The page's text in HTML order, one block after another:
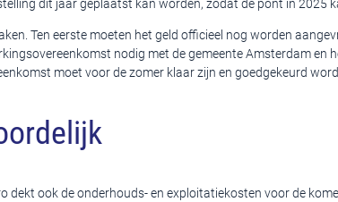
dit jaar geplaatst kan worden, zodat de pont in 2025
Ten eerste moeten het geld officieel nog worden
nodig met de gemeente Amsterdam en
moet voor de zomer klaar zijn en goedgekeurd
dekt ook de onderhouds- en exploitatiekosten voor de